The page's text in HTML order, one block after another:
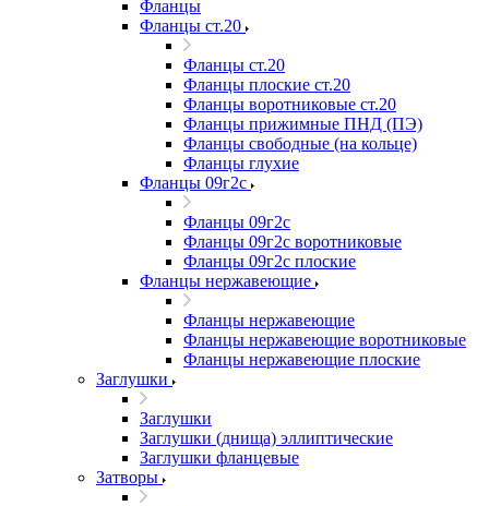
Фланцы
Фланцы ст.20
Фланцы ст.20
Фланцы плоские ст.20
Фланцы воротниковые ст.20
Фланцы прижимные ПНД (ПЭ)
Фланцы свободные (на кольце)
Фланцы глухие
Фланцы 09г2с
Фланцы 09г2с
Фланцы 09г2с воротниковые
Фланцы 09г2с плоские
Фланцы нержавеющие
Фланцы нержавеющие
Фланцы нержавеющие воротниковые
Фланцы нержавеющие плоские
Заглушки
Заглушки
Заглушки (днища) эллиптические
Заглушки фланцевые
Затворы